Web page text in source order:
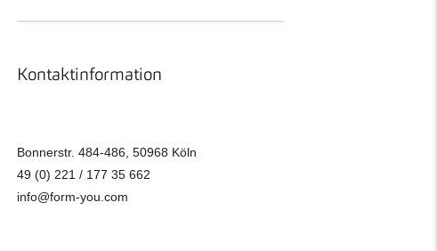
Kontaktinformation
Bonnerstr. 484-486, 50968 Köln
49 (0) 221 / 177 35 662
info@form-you.com